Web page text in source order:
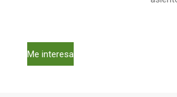
Me interesa